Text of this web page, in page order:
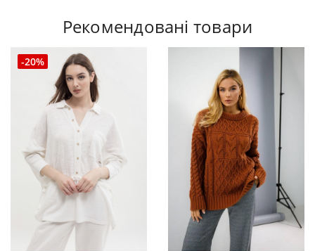
Рекомендовані товари
-20%